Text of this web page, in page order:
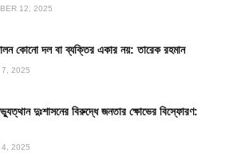
12, 2025
কোনো দল বা ব্যক্তির একার নয়: তারেক রহমান
7, 2025
দুঃশাসনের বিরুদ্ধে জনতার ক্ষোভের বিস্ফোরণ:
4, 2025